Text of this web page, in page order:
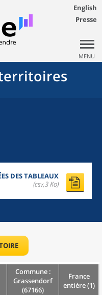
English
Presse
MENU
DES TABLEAUX
(csv,3 Ko)
Commune :
Grassendorf
(67166)
France
entière (1)